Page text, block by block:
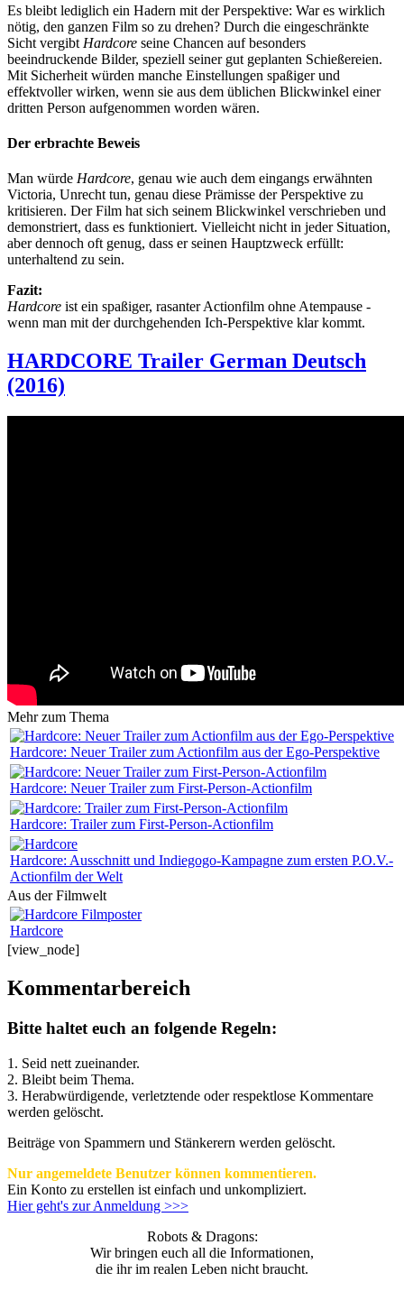
Es bleibt lediglich ein Hadern mit der Perspektive: War es wirklich
nötig, den ganzen Film so zu drehen? Durch die eingeschränkte
Sicht vergibt Hardcore seine Chancen auf besonders
beeindruckende Bilder, speziell seiner gut geplanten Schießereien.
Mit Sicherheit würden manche Einstellungen spaßiger und
effektvoller wirken, wenn sie aus dem üblichen Blickwinkel einer
dritten Person aufgenommen worden wären.
Der erbrachte Beweis
Man würde Hardcore, genau wie auch dem eingangs erwähnten
Victoria, Unrecht tun, genau diese Prämisse der Perspektive zu
kritisieren. Der Film hat sich seinem Blickwinkel verschrieben und
demonstriert, dass es funktioniert. Vielleicht nicht in jeder Situation,
aber dennoch oft genug, dass er seinen Hauptzweck erfüllt:
unterhaltend zu sein.
Fazit:
Hardcore ist ein spaßiger, rasanter Actionfilm ohne Atempause -
wenn man mit der durchgehenden Ich-Perspektive klar kommt.
HARDCORE Trailer German Deutsch
(2016)
Mehr zum Thema
Hardcore: Neuer Trailer zum Actionfilm aus der Ego-Perspektive
Hardcore: Neuer Trailer zum First-Person-Actionfilm
Hardcore: Trailer zum First-Person-Actionfilm
Hardcore: Ausschnitt und Indiegogo-Kampagne zum ersten P.O.V.-
Actionfilm der Welt
Aus der Filmwelt
Hardcore
[view_node]
Kommentarbereich
Bitte haltet euch an folgende Regeln:
1. Seid nett zueinander.
2. Bleibt beim Thema.
3. Herabwürdigende, verletztende oder respektlose Kommentare
werden gelöscht.
Beiträge von Spammern und Stänkerern werden gelöscht.
Nur angemeldete Benutzer können kommentieren.
Ein Konto zu erstellen ist einfach und unkompliziert.
Hier geht's zur Anmeldung >>>
Robots & Dragons:
Wir bringen euch all die Informationen,
die ihr im realen Leben nicht braucht.